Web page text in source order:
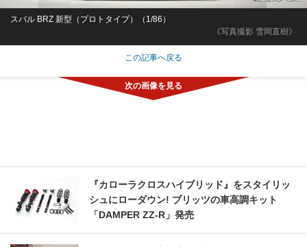
《写真撮影 雪岡直樹》
スバル BRZ 新型（プロトタイプ）（1/86）
この記事へ戻る
『カローラクロスハイブリッド』をスタイリッ
シュにローダウン! ブリッツの車高調キット
「DAMPER ZZ-R」発売